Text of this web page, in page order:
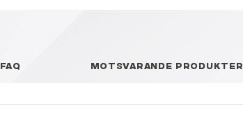
FAQ MOTSVARANDE PRODUKTER